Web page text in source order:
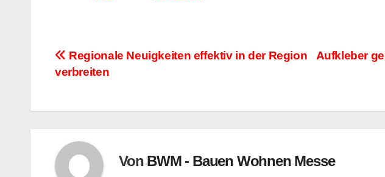
Beitragsnavigation
Aufkleber
Regionale Neuigkeiten effektiv in der Region
verbreiten
Von BWM - Bauen Wohnen Messe